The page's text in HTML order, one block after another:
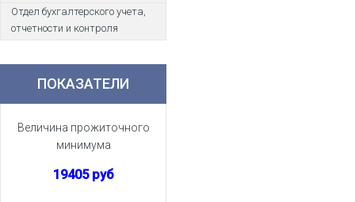
Отдел бухгалтерского учета,
отчетности и контроля
ПОКАЗАТЕЛИ
Величина прожиточного
минимума
19405 руб